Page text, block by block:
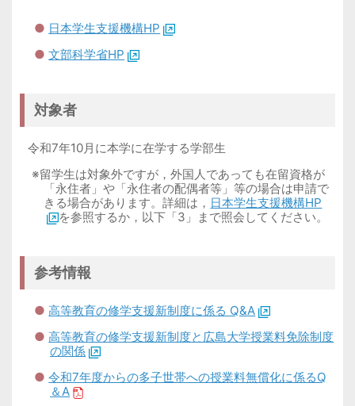
● 日本学生支援機構HP
●文部科学省HP
対象者
令和7年10月に本学に在学する学部生
※留学生は対象外ですが，外国人であっても在留資格が
「永住者」や「永住者の配偶者等」等の場合は申請で
きる場合があります。詳細は， 日本学生支援機構HP
を参照するか，以下「3」まで照会してください。
参考情報
●高等教育の修学支援新制度に係る Q&A
●高等教育の修学支援新制度と広島大学授業料免除制度
の関係
●令和7年度からの多子世帯への授業料無償化に係るQ
＆A